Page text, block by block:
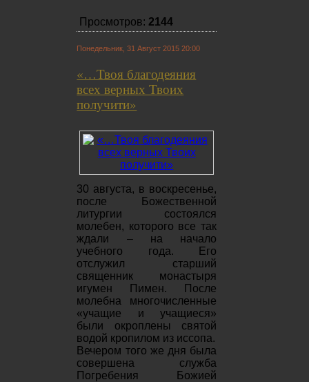
Просмотров: 2144
Понедельник, 31 Август 2015 20:00
«…Твоя благодеяния
всех верных Твоих
получити»
30 августа, в воскресенье,
после Божественной
литургии состоялся
молебен, которого все так
ждали – на начало
учебного года. Его
отслужил старший
священник монастыря
игумен Пимен. После
молебна многочисленные
«учащие и учащиеся»
были окроплены святой
водой кропилом из иссопа.
Вечером того же дня была
совершена служба
Погребения Божией